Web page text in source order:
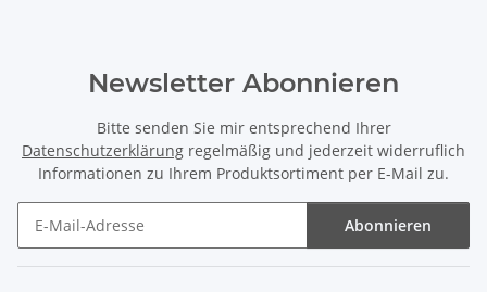
Newsletter Abonnieren
Bitte senden Sie mir entsprechend Ihrer
Datenschutzerklärung regelmäßig und jederzeit widerruflich
Informationen zu Ihrem Produktsortiment per E-Mail zu.
Abonnieren